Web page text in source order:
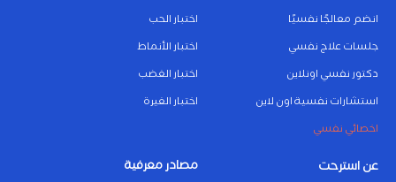
عن استرحت مصادر معرفية
انضم معالجًا نفسيًا
جلسات علاج نفسي
دكتور نفسي اونلاين
استشارات نفسية اون لاين
اخصائي نفسي
اختبار الحب
اختبار الأنماط
اختبار الغضب
اختبار الغيرة